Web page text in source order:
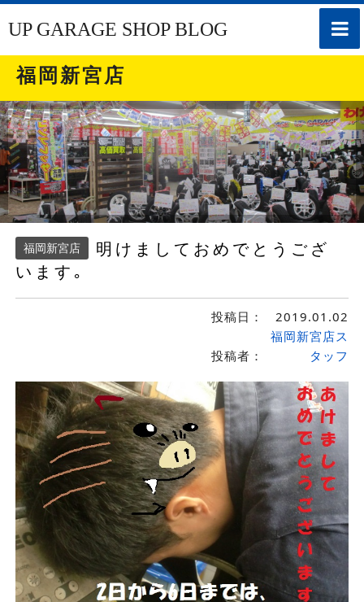
toggle
UP GARAGE SHOP BLOG
福岡新宮店
福岡新宮店
明けましておめでとうござ
います｡
投稿日： 2019.01.02
投稿者：
福岡新宮店ス
タッフ